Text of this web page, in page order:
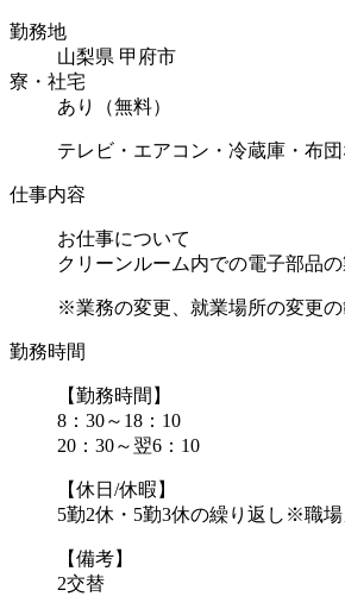
勤務地
山梨県 甲府市
寮・社宅
あり（無料）
テレビ・エアコン・冷蔵庫・布
仕事内容
お仕事について
クリーンルーム内での電子部品
※業務の変更、就業場所の変更
勤務時間
【勤務時間】
8：30～18：10
20：30～翌6：10
【休日/休暇】
5勤2休・5勤3休の繰り返し※職
【備考】
2交替